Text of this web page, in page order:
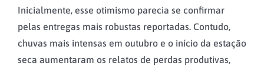
Inicialmente, esse otimismo parecia se confirmar
pelas entregas mais robustas reportadas. Contudo,
chuvas mais intensas em outubro e o início da estação
seca aumentaram os relatos de perdas produtivas,